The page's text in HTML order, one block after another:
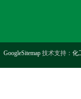
GoogleSitemap 技术支持： 化